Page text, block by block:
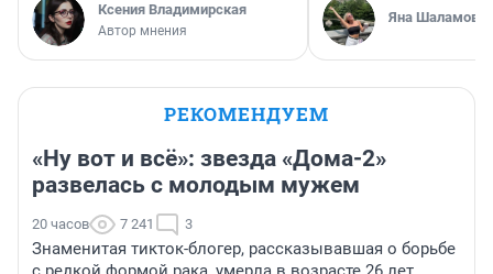
Ксения Владимирская
Автор мнения
Яна Шаламова
РЕКОМЕНДУЕМ
«Ну вот и всё»: звезда «Дома-2»
развелась с молодым мужем
20 часов 7 241 3
Знаменитая тикток-блогер, рассказывавшая о борьбе